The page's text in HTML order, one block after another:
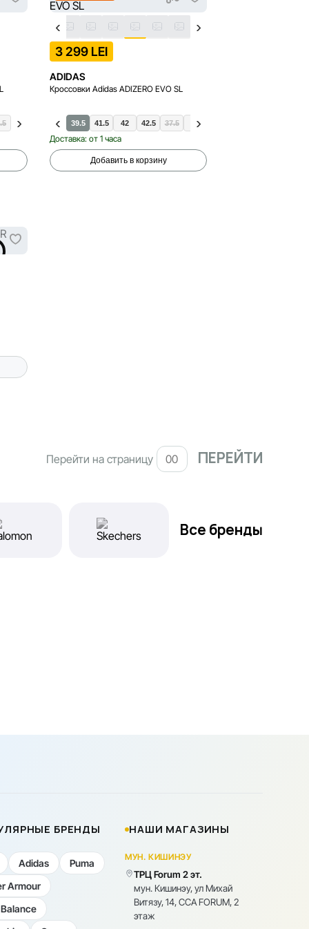
3 299 LEI
ADIDAS
Кроссовки Adidas ADIZERO EVO SL
39.5 41.5 42 42.5 37.5 38
Доставка: от 1 часа
Добавить в корзину
Перейти на страницу
Все бренды
БРЕНДЫ
Adidas
Puma
Armour
НАШИ МАГАЗИНЫ
МУН. КИШИНЭУ
ТРЦ Forum 2 эт.
мун. Кишинэу, ул Михай
Витязу, 14, CCA FORUM, 2
этаж